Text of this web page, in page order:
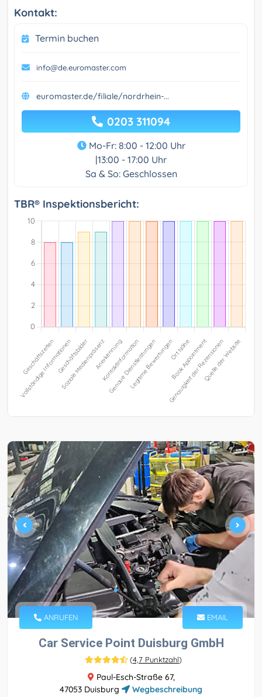
Kontakt:
Termin buchen
info@de.euromaster.com
euromaster.de/filiale/nordrhein-...
0203 311094
Mo-Fr: 8:00 - 12:00 Uhr
|13:00 - 17:00 Uhr
Sa & So: Geschlossen
TBR® Inspektionsbericht:
ANRUFEN EMAIL
Car Service Point Duisburg GmbH
(4,7 Punktzahl)
Paul-Esch-Straße 67,
47053 Duisburg
Wegbeschreibung